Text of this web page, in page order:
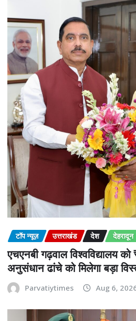
टॉप न्यूज़ उत्तराखंड देश देहरादून
एचएनबी गढ़वाल विश्वविद्यालय
अनुसंधान ढांचे को मिलेगा बड़ा
Parvatiytimes Aug 6,